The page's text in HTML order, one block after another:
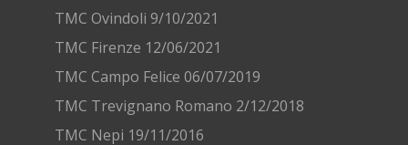
TMC Ovindoli 9/10/2021
TMC Firenze 12/06/2021
TMC Campo Felice 06/07/2019
TMC Trevignano Romano 2/12/2018
TMC Nepi 19/11/2016